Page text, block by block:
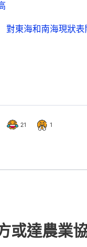
東海和南海現狀表
21 1
或達農